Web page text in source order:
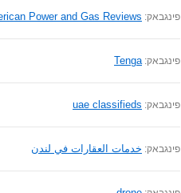
פינגבאק: Power and Gas Reviews
פינגבאק:Tenga
פינגבאק: uae classifieds
פינגבאק: خدمات العقارات في لندن